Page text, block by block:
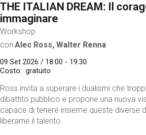
THE ITALIAN DREAM: Il
immaginare
Workshop
con Alec Ross, Walter Renna
09 Set 2026 / 18:00 - 19:30
Costo
gratuito
Ross invita a superare i dualismi che
dibattito pubblico e propone una nuova
capace di tenere insieme queste diverse
liberarne il talento